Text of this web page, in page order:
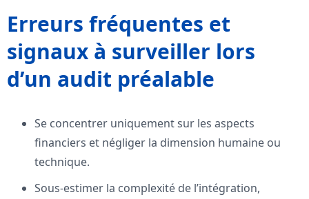
Erreurs fréquentes et
signaux à surveiller lors
d’un audit préalable
Se concentrer uniquement sur les aspects
financiers et négliger la dimension humaine ou
technique.
Sous-estimer la complexité de l’intégration,